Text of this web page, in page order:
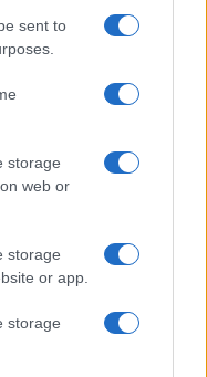
sent to
storage
web or
storage
or app.
storage